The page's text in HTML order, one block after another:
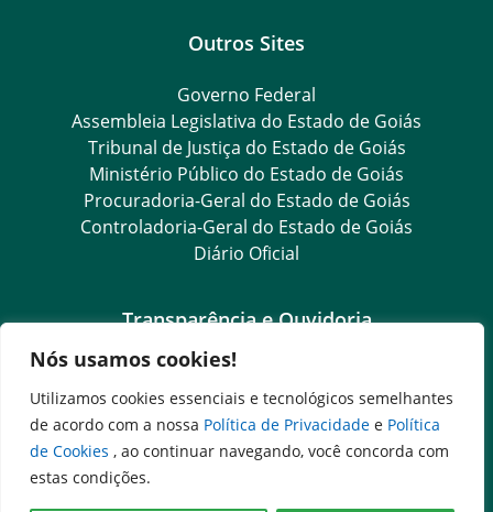
Nós usamos cookies!
Utilizamos cookies essenciais e tecnológicos semelhantes
de acordo com a nossa Política de Privacidade e Política
de Cookies , ao continuar navegando, você concorda com
estas condições.
Outros Sites
Governo Federal
Assembleia Legislativa do Estado de Goiás
Tribunal de Justiça do Estado de Goiás
Ministério Público do Estado de Goiás
Procuradoria-Geral do Estado de Goiás
Controladoria-Geral do Estado de Goiás
Diário Oficial
Transparência e Ouvidoria
LGPD
Goiás Transparência
Dados Abertos Goiás
e-SIC
SIC – Serviço de Informação ao Cidadão
Ouvidoria Setorial (Expresso)